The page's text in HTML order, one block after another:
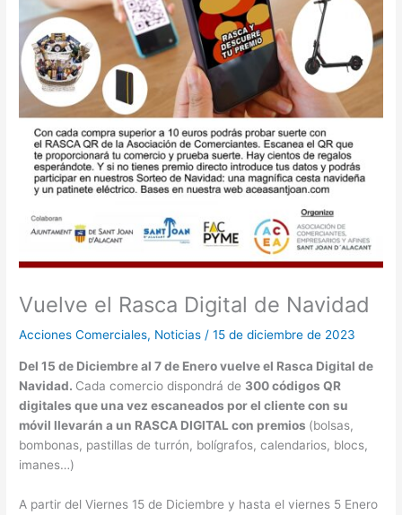
Vuelve el Rasca Digital de Navidad
Acciones Comerciales, Noticias /15 de diciembre de 2023
Del 15 de Diciembre al 7 de Enero vuelve el Rasca Digital de
Navidad. Cada comercio dispondrá de 300 códigos QR
digitales que una vez escaneados por el cliente con su
móvil llevarán a un RASCA DIGITAL con premios (bolsas,
bombonas, pastillas de turrón, bolígrafos, calendarios, blocs,
imanes…)
A partir del Viernes 15 de Diciembre y hasta el viernes 5 Enero